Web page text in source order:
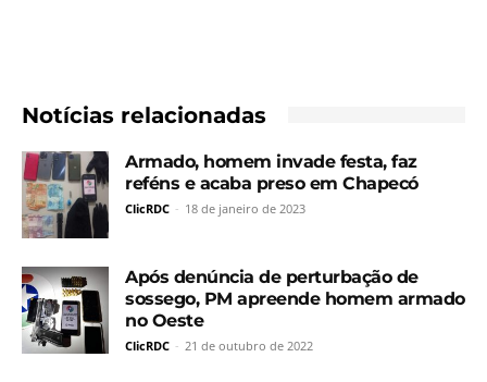
Notícias relacionadas
Armado, homem invade festa, faz
reféns e acaba preso em Chapecó
ClicRDC - 18 de janeiro de 2023
Após denúncia de perturbação de
sossego, PM apreende homem armado
no Oeste
ClicRDC - 21 de outubro de 2022